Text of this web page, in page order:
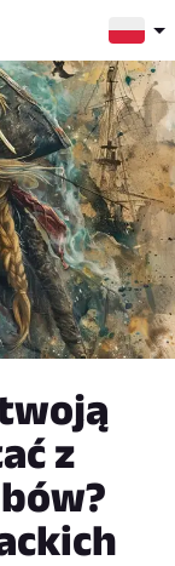
z